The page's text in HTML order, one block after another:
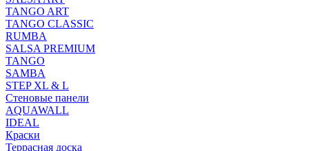
TANGO ART
TANGO CLASSIC
RUMBA
SALSA PREMIUM
TANGO
SAMBA
STEP XL & L
Стеновые панели
AQUAWALL
IDEAL
Краски
Террасная доска